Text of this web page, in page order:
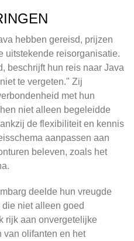
hebben gereisd, prijzen
uitstekende reisorganisatie.
beschrijft hun reis naar Java
te vergeten." Zij
met hun
niet alleen begeleidde
de flexibiliteit en kennis
aanpassen aan
beleven, zoals het
deelde hun vreugde
niet alleen goed
rijk aan onvergetelijke
van olifanten en het